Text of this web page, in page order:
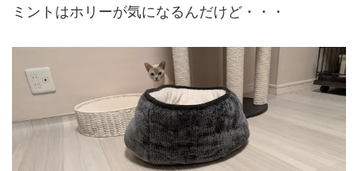
ミントはホリーが気になるんだけど・・・